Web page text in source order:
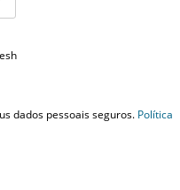
dados pessoais seguros. Política